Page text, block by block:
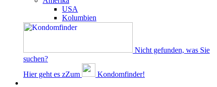
USA
Kolumbien
Nicht gefunden, was Sie
suchen?
Hier geht es zZum
Kondomfinder!